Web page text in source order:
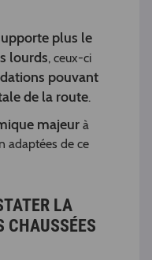
plus le
lourds, ceux-ci
pouvant
de la route.
majeur à
adaptées de ce
LA
CHAUSSÉES